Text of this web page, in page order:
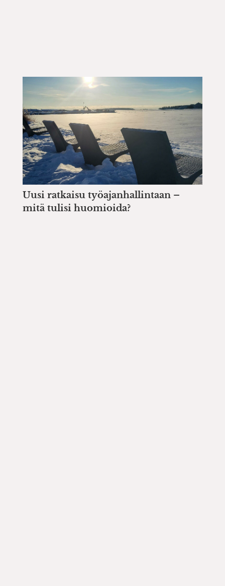
Uusi ratkaisu työajanhallintaan –
mitä tulisi huomioida?